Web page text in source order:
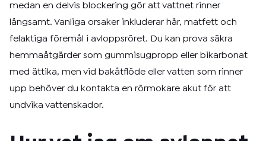
medan en delvis blockering gör att vattnet rinner
långsamt. Vanliga orsaker inkluderar hår, matfett och
felaktiga föremål i avloppsröret. Du kan prova säkra
hemmaåtgärder som gummisugpropp eller bikarbonat
med ättika, men vid bakåtflöde eller vatten som rinner
upp behöver du kontakta en rörmokare akut för att
undvika vattenskador.